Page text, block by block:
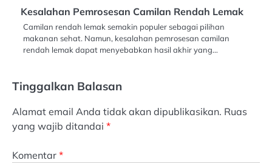
Kesalahan Pemrosesan Camilan Rendah Lemak
Camilan rendah lemak semakin populer sebagai pilihan
makanan sehat. Namun, kesalahan pemrosesan camilan
rendah lemak dapat menyebabkan hasil akhir yang…
Tinggalkan Balasan
Alamat email Anda tidak akan dipublikasikan. Ruas
yang wajib ditandai *
Komentar *